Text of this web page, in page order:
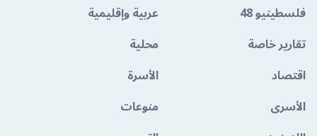
فلسطينيو 48
عربية وإقليمية
تقارير خاصة
محلية
اقتصاد
الأسرة
الأسرى
منوعات